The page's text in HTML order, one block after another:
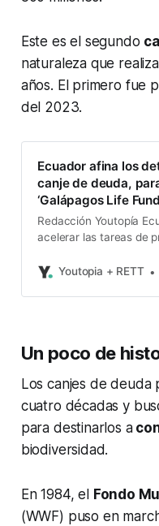
Este es el segundo
naturaleza que
años. El primero fue
del 2023.
Ecuador afina los
canje de deuda,
‘Galápagos Life
Redacción Youtopía
acelerar las tareas de
canje de deuda por
9 de mayo de 2023.
deuda y
Youtopia + RETT
Un poco de
Los canjes de deuda
cuatro décadas y
para destinarlos a
biodiversidad.
En 1984, el
Fondo
(WWF) puso en